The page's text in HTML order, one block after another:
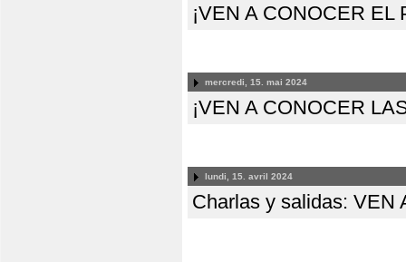
¡VEN A CONOCER
mercredi, 15. mai 2024
¡VEN A CONOCER
lundi, 15. avril 2024
Charlas y salidas: VEN